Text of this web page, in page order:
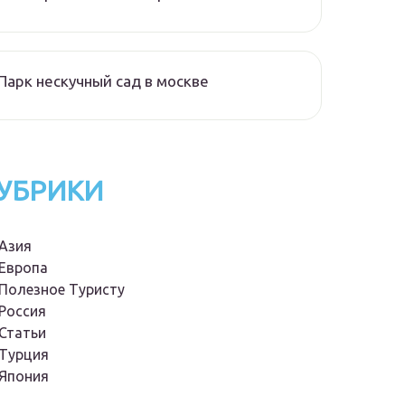
нескучный сад в москве
Туристу